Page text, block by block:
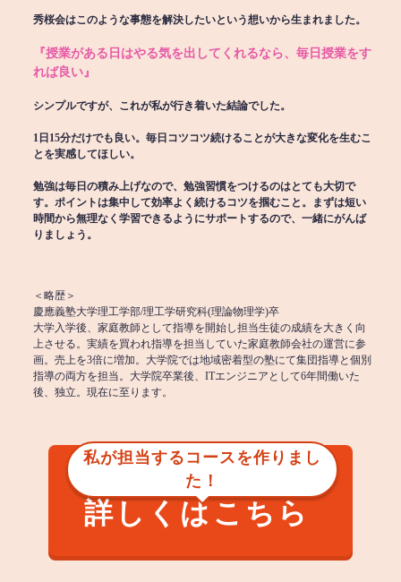
秀桜会はこのような事態を解決したいという想いから生まれました。
『授業がある日はやる気を出してくれるなら、毎日授業をす
れば良い』
シンプルですが、これが私が行き着いた結論でした。
1日15分だけでも良い。毎日コツコツ続けることが大きな変化を生むこ
とを実感してほしい。
勉強は毎日の積み上げなので、勉強習慣をつけるのはとても大切で
す。ポイントは集中して効率よく続けるコツを掴むこと。まずは短い
時間から無理なく学習できるようにサポートするので、一緒にがんば
りましょう。
＜略歴＞
慶應義塾大学理工学部/理工学研究科(理論物理学)卒
大学入学後、家庭教師として指導を開始し担当生徒の成績を大きく向
上させる。実績を買われ指導を担当していた家庭教師会社の運営に参
画。売上を3倍に増加。大学院では地域密着型の塾にて集団指導と個別
指導の両方を担当。大学院卒業後、ITエンジニアとして6年間働いた
後、独立。現在に至ります。
私が担当するコースを作りまし
た！
詳しくはこちら